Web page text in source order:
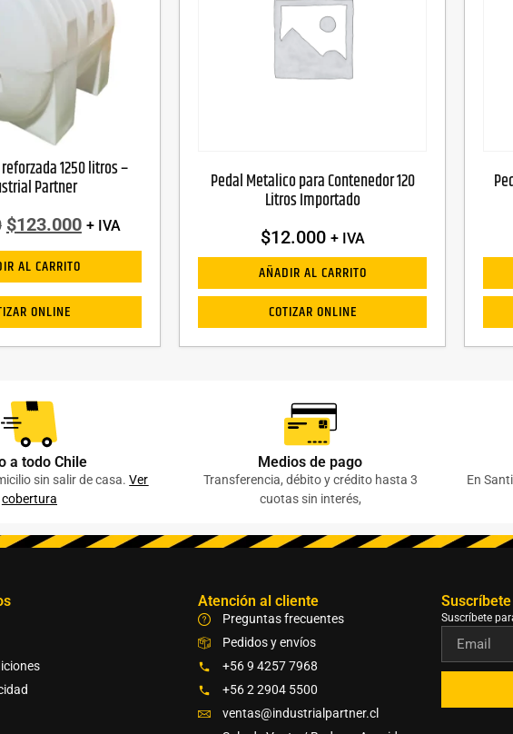
1250 litros –
Partner
$123.000 + IVA
AL CARRITO
ONLINE
Pedal Metalico para Contenedor 120
Litros Importado
$12.000 + IVA
AÑADIR AL CARRITO
COTIZAR ONLINE
a todo Chile
sin salir de casa.Ver
cobertura
Medios de pago
Transferencia, débito y crédito hasta 3
cuotas sin interés,
En
Atención al cliente
Preguntas frecuentes
Pedidos y envíos
+56 9 4257 7968
+56 2 2904 5500
ventas@industrialpartner.cl
Suscríbete